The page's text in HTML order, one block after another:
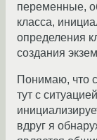
переменные,
класса,
определения
создания
Понимаю, что
тут с
вдруг я